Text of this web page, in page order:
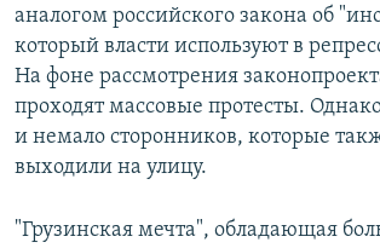
аналогом российского закона об
который власти используют в
На фоне рассмотрения
проходят массовые протесты.
и немало сторонников, которые
выходили на улицу.
"Грузинская мечта", обладающая